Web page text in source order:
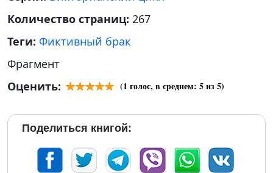
Количество страниц: 267
Теги: Фиктивный брак
Фрагмент
Оценить:
(1 голос, в среднем: 5из 5)
Поделиться книгой: